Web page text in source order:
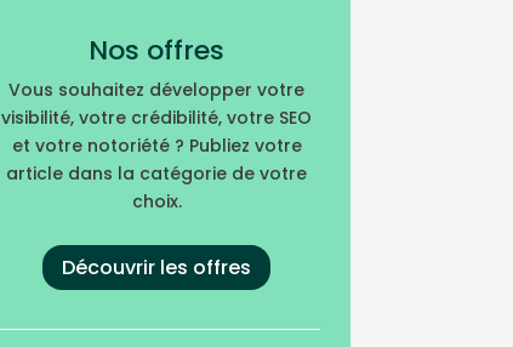
Nos offres
Vous souhaitez développer votre
visibilité, votre crédibilité, votre SEO
et votre notoriété ? Publiez votre
article dans la catégorie de votre
choix.
Découvrir les offres